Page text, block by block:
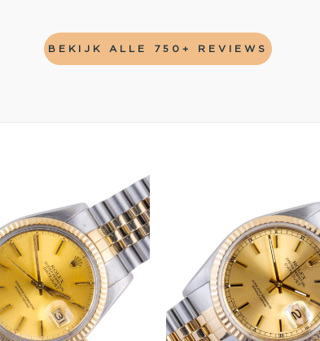
BEKIJK ALLE 750+ REVIEWS
Add to
wishlist